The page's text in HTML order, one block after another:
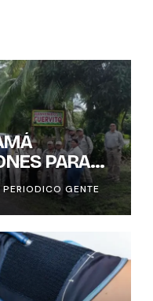
PARA
GENTE